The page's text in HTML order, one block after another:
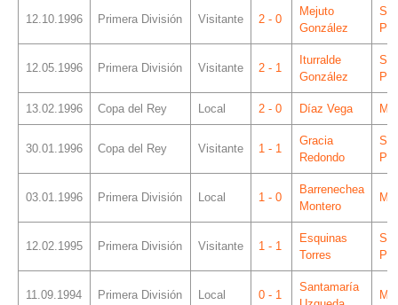
12.10.1996 Primera División Visitante 2 - 0
Mejuto
González
12.05.1996 Primera División Visitante 2 - 1
Iturralde
González
13.02.1996 Copa del Rey Local 2 - 0 Díaz Vega
30.01.1996 Copa del Rey Visitante 1 - 1
Gracia
Redondo
03.01.1996 Primera División Local 1 - 0
Barrenechea
Montero
12.02.1995 Primera División Visitante 1 - 1
Esquinas
Torres
11.09.1994 Primera División Local 0 - 1
Santamaría